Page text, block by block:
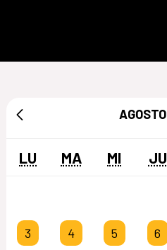
AGOSTO
LU MA MI JU
3 4 5 6